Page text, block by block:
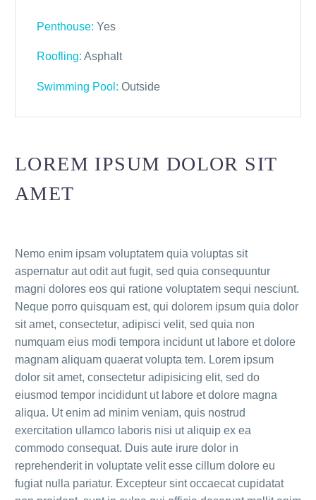
Penthouse: Yes
Roofling: Asphalt
Swimming Pool: Outside
LOREM IPSUM DOLOR SIT
AMET
Nemo enim ipsam voluptatem quia voluptas sit
aspernatur aut odit aut fugit, sed quia consequuntur
magni dolores eos qui ratione voluptatem sequi nesciunt.
Neque porro quisquam est, qui dolorem ipsum quia dolor
sit amet, consectetur, adipisci velit, sed quia non
numquam eius modi tempora incidunt ut labore et dolore
magnam aliquam quaerat volupta tem. Lorem ipsum
dolor sit amet, consectetur adipisicing elit, sed do
eiusmod tempor incididunt ut labore et dolore magna
aliqua. Ut enim ad minim veniam, quis nostrud
exercitation ullamco laboris nisi ut aliquip ex ea
commodo consequat. Duis aute irure dolor in
reprehenderit in voluptate velit esse cillum dolore eu
fugiat nulla pariatur. Excepteur sint occaecat cupidatat